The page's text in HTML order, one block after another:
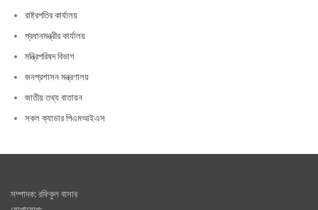
রাষ্ট্রপতির কার্যালয়
প্রধানমন্ত্রীর কার্যালয়
মন্ত্রিপরিষদ বিভাগ
জনপ্রশাসন মন্ত্রণালয়
জাতীয় তথ্য বাতায়ন
সকল ক্যাডার পিএমআইএস
সম্পাদক: রফিকুল বাসার